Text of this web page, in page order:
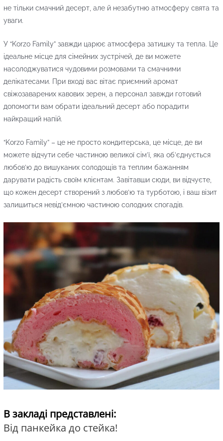
не тільки смачний десерт, але й незабутню атмосферу свята та
уваги.
У “Korzo Family” завжди царює атмосфера затишку та тепла. Це
ідеальне місце для сімейних зустрічей, де ви можете
насолоджуватися чудовими розмовами та смачними
делікатесами. При вході вас вітає приємний аромат
свіжозаварених кавових зерен, а персонал завжди готовий
допомогти вам обрати ідеальний десерт або порадити
найкращий напій.
“Korzo Family” – це не просто кондитерська, це місце, де ви
можете відчути себе частиною великої сім’ї, яка об’єднується
любов’ю до вишуканих солодощів та теплим бажанням
дарувати радість своїм клієнтам. Завітавши сюди, ви відчуєте,
що кожен десерт створений з любов’ю та турботою, і ваш візит
залишиться невід’ємною частиною солодких спогадів.
В закладі представлені:
Від панкейка до стейка!